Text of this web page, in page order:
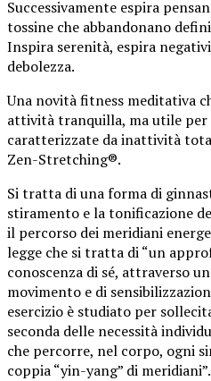
Successivamente espira
tossine che abbandonano
Inspira serenità, espira
debolezza.
Una novità fitness meditativa
attività tranquilla, ma utile per
caratterizzate da inattività
Zen-Stretching®.
Si tratta di una forma di
stiramento e la tonificazione
il percorso dei meridiani
legge che si tratta di “un
conoscenza di sé, attraverso
movimento e di
esercizio è studiato per
seconda delle necessità
che percorre, nel corpo, ogni
coppia “yin-yang” di meridiani”.